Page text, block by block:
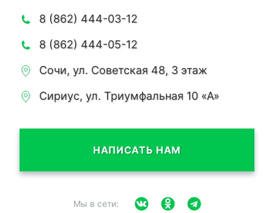
8 (862) 444-03-12
8 (862) 444-05-12
Сочи, ул. Советская 48, 3 этаж
Сириус, ул. Триумфальная 10 «А»
НАПИСАТЬ НАМ
Мы в сети: